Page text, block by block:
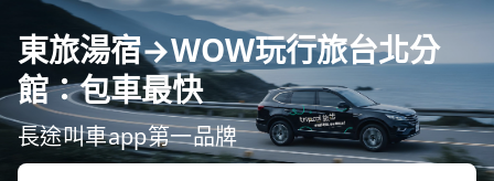
東旅湯宿→WOW玩行旅台北分
館：包車最快
長途叫車app第一品牌